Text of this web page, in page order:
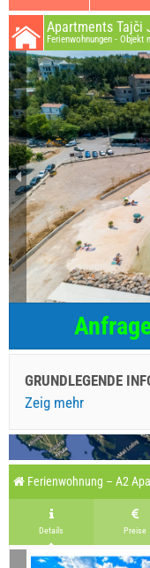
Apartments Tajči
Ferienwohnungen - Objekt
GRUNDLEGENDE
Zeig mehr
Ferienwohnung – A2
Details Preise